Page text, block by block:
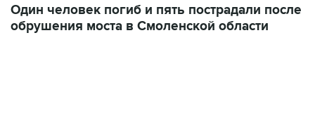
Один человек погиб и пять пострадали после
обрушения моста в Смоленской области